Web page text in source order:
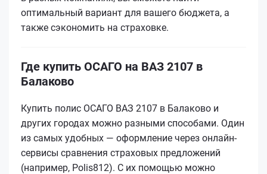
оптимальный вариант для вашего бюджета, а
также сэкономить на страховке.
Где купить ОСАГО на ВАЗ 2107 в
Балаково
Купить полис ОСАГО ВАЗ 2107 в Балаково и
других городах можно разными способами. Один
из самых удобных — оформление через онлайн-
сервисы сравнения страховых предложений
(например, Polis812). С их помощью можно